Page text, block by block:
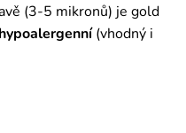
(3-5 mikronů) je gold
(vhodný i